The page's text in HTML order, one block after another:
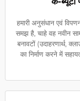
हमारी अनुसंधान एवं
समझ है, चाहे वह नवीन
बनावटों (उदाहरणार्थ,
का निर्माण करने में